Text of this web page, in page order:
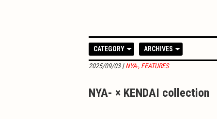
CATEGORY ARCHIVES
2025/09/03|NYA-, FEATURES
NYA- × KENDAI collection